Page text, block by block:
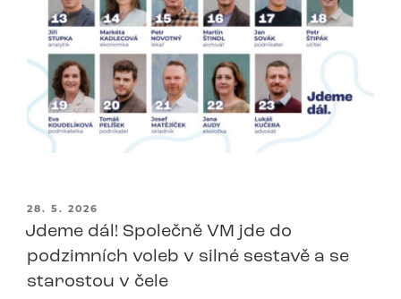
PUBLIKOVÁNO
28. 5. 2026
Jdeme dál! Společně VM jde do
podzimních voleb v silné sestavě a se
starostou v čele